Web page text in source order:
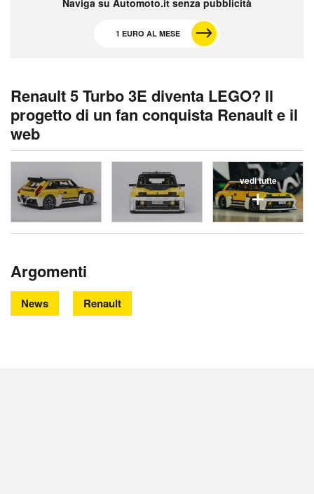
Naviga su Automoto.it senza pubblicità
1 EURO AL MESE
Renault 5 Turbo 3E diventa LEGO? Il
progetto di un fan conquista Renault e il
web
vedi tutte
Argomenti
News Renault